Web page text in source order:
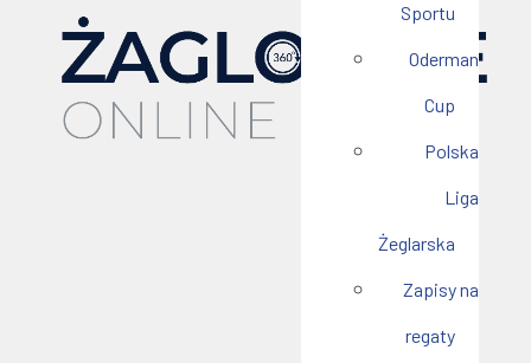
Sportu
Oderman
Cup
Polska
Liga
Żeglarska
Zapisy na
regaty